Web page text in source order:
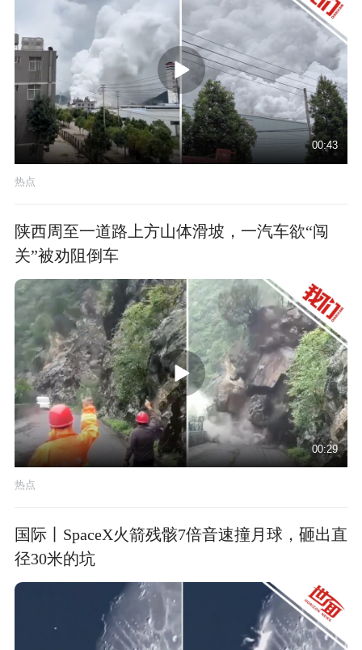
00:43
热点
陕西周至一道路上方山体滑坡，一汽车欲“闯
关”被劝阻倒车
00:29
热点
国际丨SpaceX火箭残骸7倍音速撞月球，砸出直
径30米的坑